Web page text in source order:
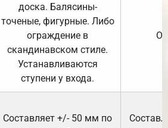
доска. Балясины-
точеные, фигурные. Либо
ограждение в
скандинавском стиле.
Устанавливаются
ступени у входа.
Составляет +/- 50 мм по